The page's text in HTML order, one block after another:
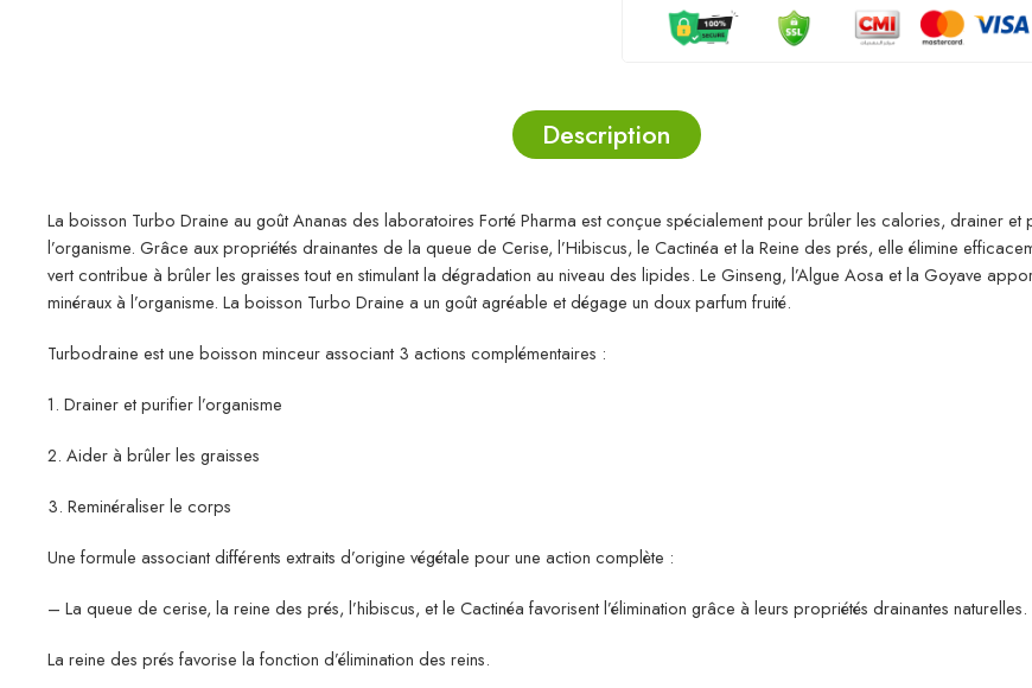
Description
La boisson Turbo Draine au goût Ananas des laboratoires Forté Pharma est conçue spécialement pour brûler les calories, drainer et
l’organisme. Grâce aux propriétés drainantes de la queue de Cerise, l’Hibiscus, le Cactinéa et la Reine des prés, elle élimine
vert contribue à brûler les graisses tout en stimulant la dégradation au niveau des lipides. Le Ginseng, l’Algue Aosa et la Goyave
minéraux à l’organisme. La boisson Turbo Draine a un goût agréable et dégage un doux parfum fruité.
Turbodraine est une boisson minceur associant 3 actions complémentaires :
1. Drainer et purifier l’organisme
2. Aider à brûler les graisses
3. Reminéraliser le corps
Une formule associant différents extraits d’origine végétale pour une action complète :
– La queue de cerise, la reine des prés, l’hibiscus, et le Cactinéa favorisent l’élimination grâce à leurs propriétés drainantes naturelles.
La reine des prés favorise la fonction d’élimination des reins.